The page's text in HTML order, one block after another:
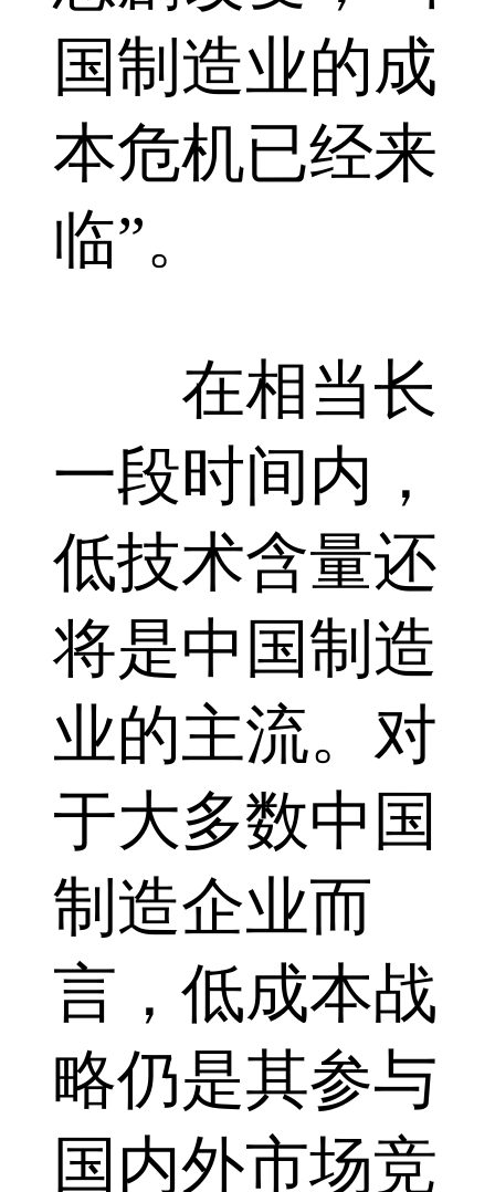
国制造业的成
本危机已经来
临”。
在相当长
一段时间内，
低技术含量还
将是中国制造
业的主流。对
于大多数中国
制造企业而
言，低成本战
略仍是其参与
国内外市场竞